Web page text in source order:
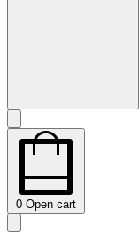
0 Open cart